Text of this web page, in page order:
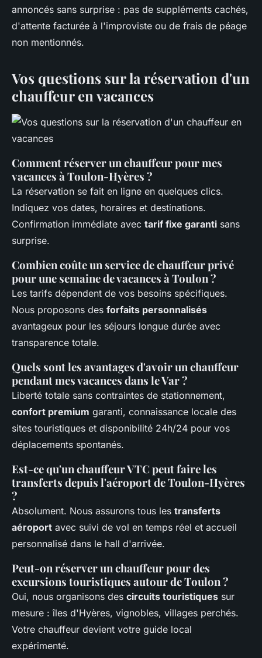
annoncés sans surprise : pas de suppléments cachés,
d'attente facturée à l'improviste ou de frais de péage
non mentionnés.
Vos questions sur la réservation d'un
chauffeur en vacances
Comment réserver un chauffeur pour mes
vacances à Toulon-Hyères ?
La réservation se fait en ligne en quelques clics.
Indiquez vos dates, horaires et destinations.
Confirmation immédiate avec tarif fixe garanti sans
surprise.
Combien coûte un service de chauffeur privé
pour une semaine de vacances à Toulon ?
Les tarifs dépendent de vos besoins spécifiques.
Nous proposons des forfaits personnalisés
avantageux pour les séjours longue durée avec
transparence totale.
Quels sont les avantages d'avoir un chauffeur
pendant mes vacances dans le Var ?
Liberté totale sans contraintes de stationnement,
confort premium garanti, connaissance locale des
sites touristiques et disponibilité 24h/24 pour vos
déplacements spontanés.
Est-ce qu'un chauffeur VTC peut faire les
transferts depuis l'aéroport de Toulon-Hyères
?
Absolument. Nous assurons tous les transferts
aéroport avec suivi de vol en temps réel et accueil
personnalisé dans le hall d'arrivée.
Peut-on réserver un chauffeur pour des
excursions touristiques autour de Toulon ?
Oui, nous organisons des circuits touristiques sur
mesure : îles d'Hyères, vignobles, villages perchés.
Votre chauffeur devient votre guide local
expérimenté.